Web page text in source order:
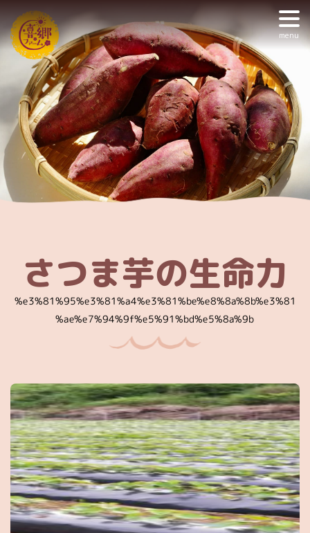
menu
さつま芋の生命力
%e3%81%95%e3%81%a4%e3%81%be%e8%8a%8b%e3%81
%ae%e7%94%9f%e5%91%bd%e5%8a%9b